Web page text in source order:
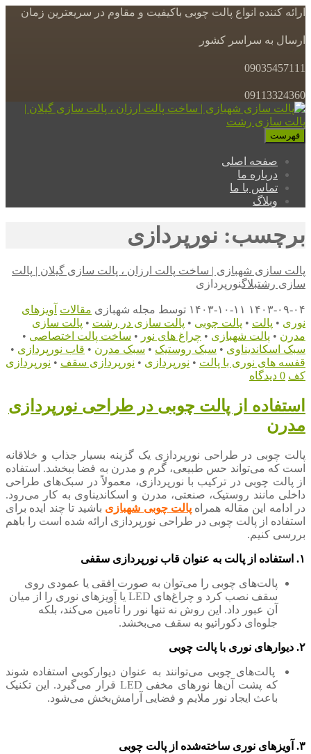
ارائه کننده انواع پالت چوبی باکیفیت و مقاوم در سریعترین زمان
ارسال به سراسر کشور
09035457111
09113324360
فهرست
صفحه اصلی
درباره ما
تماس با ما
وبلاگ
برچسب: نورپردازی
پالت سازی شهبازی | ساخت پالت ارزان ، پالت سازی گیلان | پالت
سازی رشتبلاگنورپردازی
۱۴۰۳-۰۹-۰۴ ۱۴۰۳-۱۰-۱۱ توسط مجله شهبازی مقالات آویزهای
نوری • پالت • پالت چوبی • پالت سازی در رشت • پالت سازی
مدرن • پالت شهبازی • چراغ های نور • ساخت پالت اختصاصی •
سبک اسکاندیناوی • سبک روستیک • سبک مدرن • قاب نورپردازی •
قفسه های نوری با پالت • نورپردازی • نورپردازی سقف • نورپردازی
کف 0 دیدگاه
استفاده از پالت چوبی در طراحی نورپردازی
مدرن
پالت چوبی در طراحی نورپردازی یک گزینه بسیار جذاب و خلاقانه
است که می‌تواند حس طبیعی، گرم و مدرن به فضا ببخشد. استفاده
از پالت چوبی در ترکیب با نورپردازی، معمولاً در سبک‌های طراحی
داخلی مانند روستیک، صنعتی، مدرن و اسکاندیناوی به کار می‌رود.
در ادامه این مقاله همراهپالت چوبی شهبازی باشید تا چند ایده برای
استفاده از پالت چوبی در طراحی نورپردازی ارائه شده است را باهم
بررسی کنیم.
۱. استفاده از پالت به عنوان قاب نورپردازی سقفی
پالت‌های چوبی را می‌توان به صورت افقی یا عمودی روی
سقف نصب کرد و چراغ‌های LED یا آویزهای نوری را از میان
آن عبور داد. این روش نه تنها نور را تأمین می‌کند، بلکه
جلوه‌ای دکوراتیو به سقف می‌بخشد.
۲. دیوارهای نوری با پالت چوبی
پالت‌های چوبی می‌توانند به عنوان دیوارکوبی استفاده شوند
که پشت آن‌ها نورهای مخفی LED قرار می‌گیرد. این تکنیک
باعث ایجاد نور ملایم و فضایی آرامش‌بخش می‌شود.
۳. آویزهای نوری ساخته‌شده از پالت چوبی